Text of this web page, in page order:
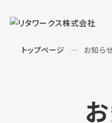
トップページ お知ら